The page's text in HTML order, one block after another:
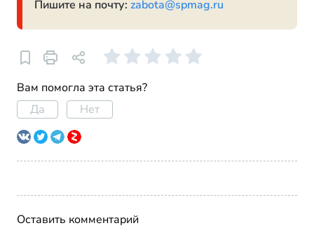
Пишите на почту: zabota@spmag.ru
Вам помогла эта статья?
Да
Нет
Оставить комментарий